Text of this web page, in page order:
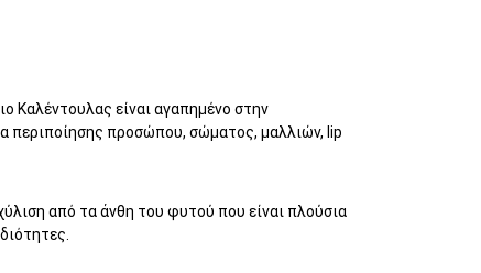
Καλέντουλας είναι αγαπημένο στην
περιποίησης προσώπου, σώματος, μαλλιών, lip
από τα άνθη του φυτού που είναι πλούσια